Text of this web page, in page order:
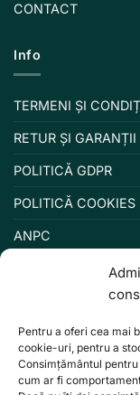
Pentru a oferi cea mai
cookie-uri, pentru a
Consimțământul
cum ar fi
CONTACT
Info
TERMENI ȘI
RETUR ȘI GARANȚII
POLITICĂ GDPR
POLITICĂ COOKIES
ANPC